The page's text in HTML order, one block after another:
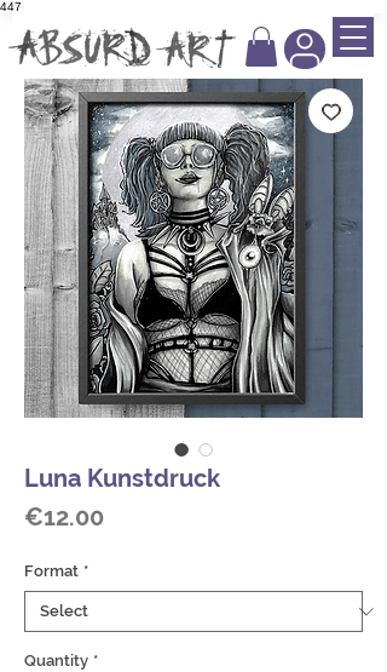
447
Luna Kunstdruck
€12.00Price
Format *
Quantity *